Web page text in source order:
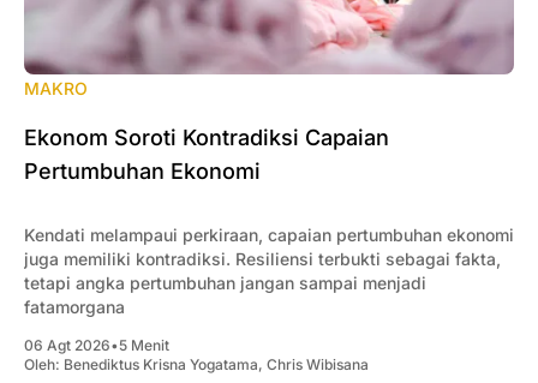
MAKRO
Ekonom Soroti Kontradiksi Capaian
Pertumbuhan Ekonomi
Kendati melampaui perkiraan, capaian pertumbuhan ekonomi
juga memiliki kontradiksi. Resiliensi terbukti sebagai fakta,
tetapi angka pertumbuhan jangan sampai menjadi
fatamorgana
06 Agt 2026•5 Menit
Oleh: Benediktus Krisna Yogatama, Chris Wibisana